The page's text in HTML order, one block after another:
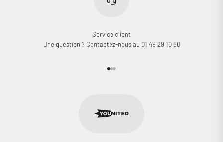
Service client
Une question ? Contactez-nous au 01 49 29 10 50
Aller à l'élément 1
Aller à l'élément 2
Aller à l'élément 3